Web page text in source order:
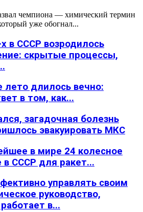
чемпиона — химический термин
уже обогнал...
в СССР возродилось
скрытые процессы,
лето длилось вечно:
в том, как...
загадочная болезнь
эвакуировать МКС
в мире 24 колесное
в СССР для ракет...
управлять своим
руководство,
в...